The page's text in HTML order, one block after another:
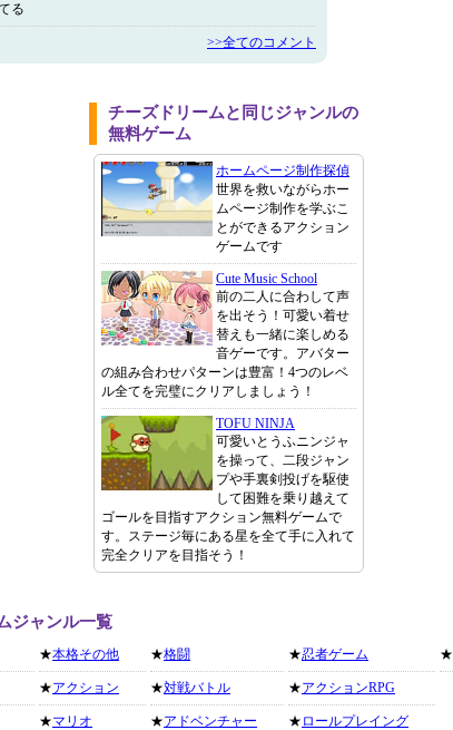
る
>>全てのコメント
チーズドリームと同じジャンルの
無料ゲーム
ホームページ制作探偵
世界を救いながらホー
ムページ制作を学ぶこ
とができるアクション
ゲームです
Cute Music School
前の二人に合わして声
を出そう！可愛い着せ
替えも一緒に楽しめる
音ゲーです。アバター
の組み合わせパターンは豊富！4つのレベ
ル全てを完璧にクリアしましょう！
TOFU NINJA
可愛いとうふニンジャ
を操って、二段ジャン
プや手裏剣投げを駆使
して困難を乗り越えて
ゴールを目指すアクション無料ゲームで
す。ステージ毎にある星を全て手に入れて
完全クリアを目指そう！
ジャンル一覧
★本格その他
★アクション
★マリオ
★格闘
★対戦バトル
★アドベンチャー
★忍者ゲーム
★アクションRPG
★ ロールプレイング
★